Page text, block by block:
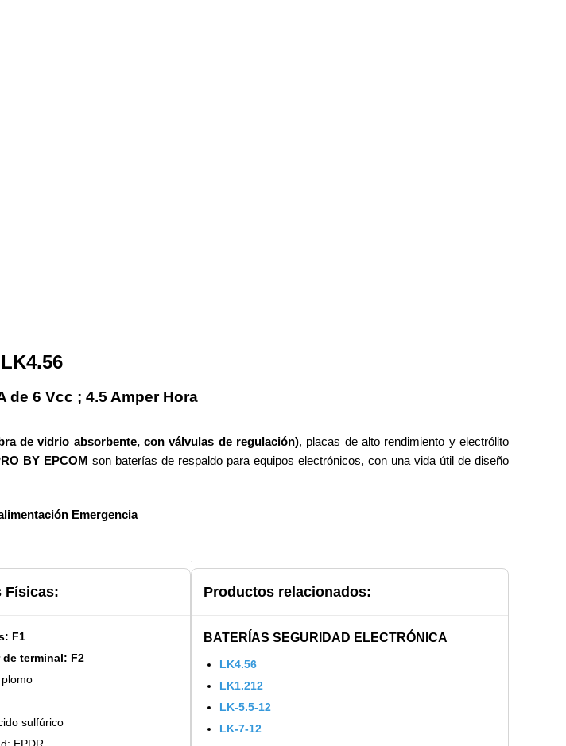
LK4.56
de 6 Vcc ; 4.5 Amper Hora
de vidrio absorbente, con válvulas de regulación), placas de alto rendimiento y electrólito
BY EPCOM son baterías de respaldo para equipos electrónicos, con una vida útil de diseño
Emergencia
Físicas:
F1
terminal: F2
sulfúrico
EPDR
Productos relacionados:
BATERÍAS SEGURIDAD ELECTRÓNICA
LK4.56
LK1.212
LK-5.5-12
LK-7-12